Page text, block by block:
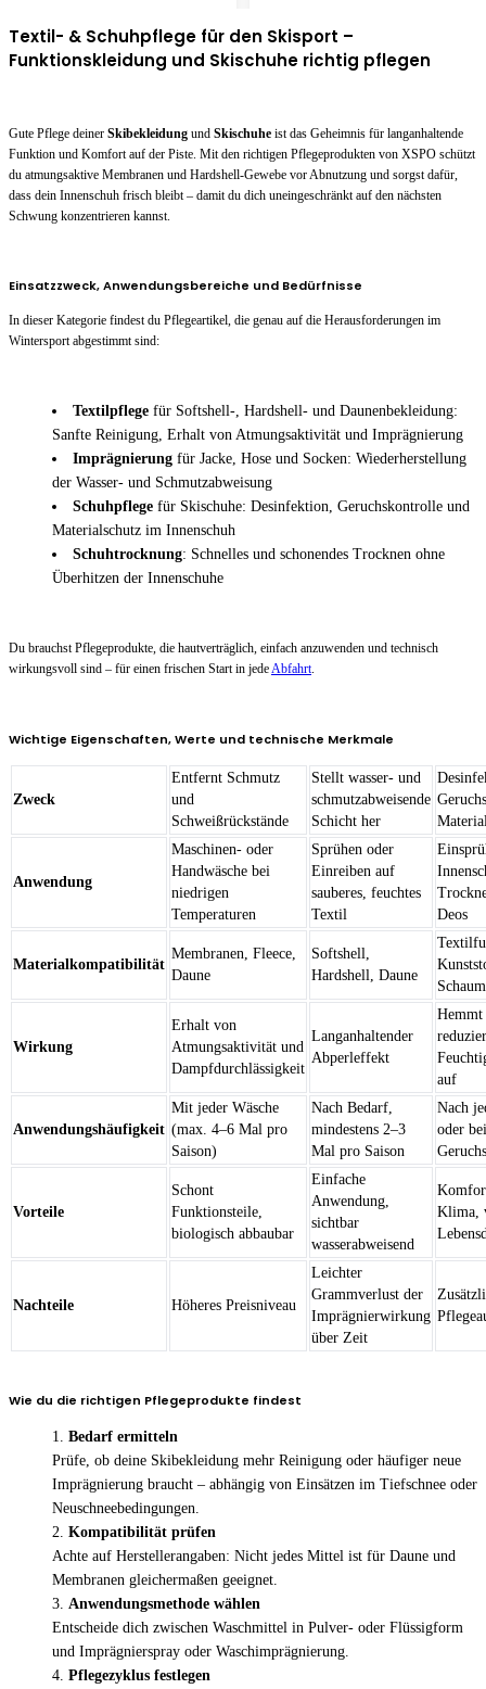
Textil- & Schuhpflege für den Skisport –
Funktionskleidung und Skischuhe richtig pflegen
Gute Pflege deiner Skibekleidung und Skischuhe ist das Geheimnis für langanhaltende
Funktion und Komfort auf der Piste. Mit den richtigen Pflegeprodukten von XSPO schützt
du atmungsaktive Membranen und Hardshell-Gewebe vor Abnutzung und sorgst dafür,
dass dein Innenschuh frisch bleibt – damit du dich uneingeschränkt auf den nächsten
Schwung konzentrieren kannst.
Einsatzzweck, Anwendungsbereiche und Bedürfnisse
In dieser Kategorie findest du Pflegeartikel, die genau auf die Herausforderungen im
Wintersport abgestimmt sind:
Textilpflege für Softshell-, Hardshell- und Daunenbekleidung:
Sanfte Reinigung, Erhalt von Atmungsaktivität und Imprägnierung
Imprägnierung für Jacke, Hose und Socken: Wiederherstellung
der Wasser- und Schmutzabweisung
Schuhpflege für Skischuhe: Desinfektion, Geruchskontrolle und
Materialschutz im Innenschuh
Schuhtrocknung: Schnelles und schonendes Trocknen ohne
Überhitzen der Innenschuhe
Du brauchst Pflegeprodukte, die hautverträglich, einfach anzuwenden und technisch
wirkungsvoll sind – für einen frischen Start in jedeAbfahrt.
Wichtige Eigenschaften, Werte und technische Merkmale
Zweck
Entfernt Schmutz
und
Schweißrückstände
Stellt wasser- und
schmutzabweisende
Schicht her
Anwendung
Maschinen- oder
Handwäsche bei
niedrigen
Temperaturen
Sprühen oder
Einreiben auf
sauberes, feuchtes
Textil
Deos
Materialkompatibilität
Membranen, Fleece,
Daune
Softshell,
Hardshell, Daune
Wirkung
Erhalt von
Atmungsaktivität und
Dampfdurchlässigkeit
Langanhaltender
Abperleffekt
Hemmt
auf
Anwendungshäufigkeit
Mit jeder Wäsche
(max. 4–6 Mal pro
Saison)
Nach Bedarf,
mindestens 2–3
Mal pro Saison
Nach
oder bei
Vorteile
Schont
Funktionsteile,
biologisch abbaubar
Einfache
Anwendung,
sichtbar
wasserabweisend
Klima,
Nachteile Höheres Preisniveau
Leichter
Grammverlust der
Imprägnierwirkung
über Zeit
Wie du die richtigen Pflegeprodukte findest
Bedarf ermitteln
Prüfe, ob deine Skibekleidung mehr Reinigung oder häufiger neue
Imprägnierung braucht – abhängig von Einsätzen im Tiefschnee oder
Neuschnee­bedingungen.
Kompatibilität prüfen
Achte auf Herstellerangaben: Nicht jedes Mittel ist für Daune und
Membranen gleichermaßen geeignet.
Anwendungsmethode wählen
Entscheide dich zwischen Waschmittel in Pulver- oder Flüssigform
und Imprägnier­spray oder Waschimprägnierung.
Pflegezyklus festlegen